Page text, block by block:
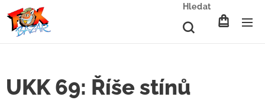
Hledat
UKK 69: Říše stínů